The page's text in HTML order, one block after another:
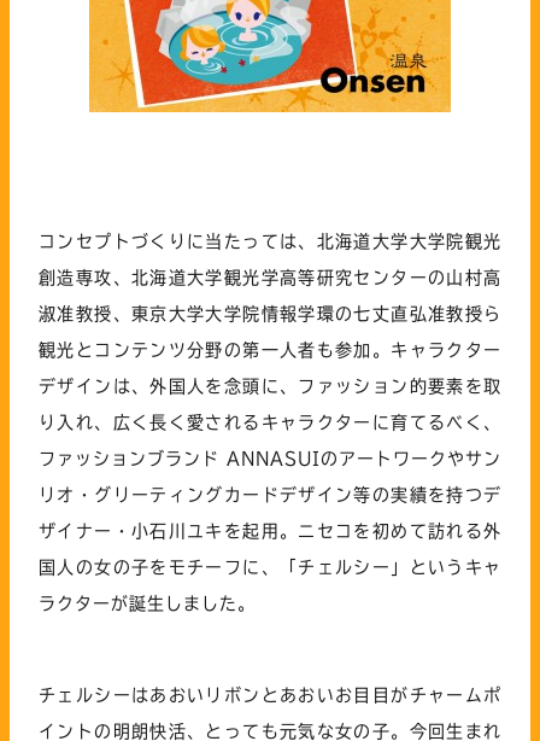
コンセプトづくりに当たっては、北海道大学大学院観光
創造専攻、北海道大学観光学高等研究センターの山村高
淑准教授、東京大学大学院情報学環の七丈直弘准教授ら
観光とコンテンツ分野の第一人者も参加。キャラクター
デザインは、外国人を念頭に、ファッション的要素を取
り入れ、広く長く愛されるキャラクターに育てるべく、
ファッションブランド ANNASUIのアートワークやサン
リオ・グリーティングカードデザイン等の実績を持つデ
ザイナー・小石川ユキを起用。ニセコを初めて訪れる外
国人の女の子をモチーフに、「チェルシー」というキャ
ラクターが誕生しました。
チェルシーはあおいリボンとあおいお目目がチャームポ
イントの明朗快活、とっても元気な女の子。今回生まれ